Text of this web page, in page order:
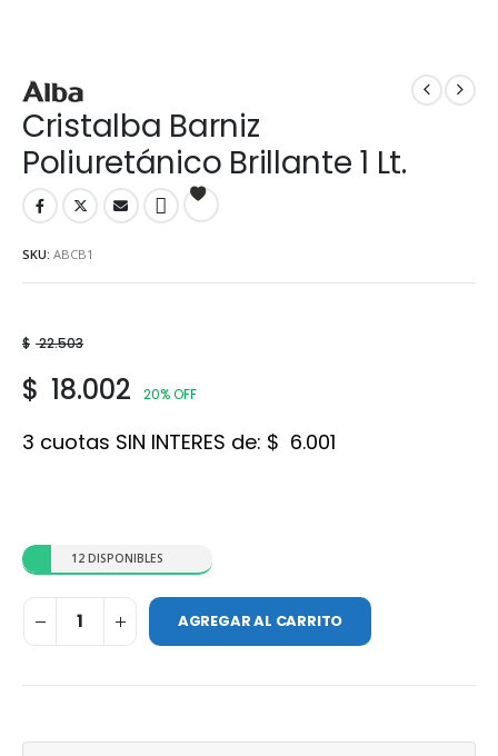
Cristalba Barniz
Poliuretánico Brillante 1 Lt.
SKU: ABCB1
$ 22.503
$ 18.002 20% OFF
3 cuotas SIN INTERES de: $ 6.001
12 DISPONIBLES
AGREGAR AL CARRITO